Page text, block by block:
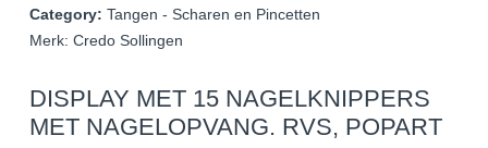
Category: Tangen - Scharen en Pincetten
Merk: Credo Sollingen
DISPLAY MET 15 NAGELKNIPPERS
MET NAGELOPVANG. RVS, POPART